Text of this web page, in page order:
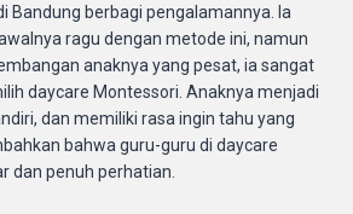
Bandung berbagi pengalamannya. Ia
ragu dengan metode ini, namun
anaknya yang pesat, ia sangat
daycare Montessori. Anaknya menjadi
dan memiliki rasa ingin tahu yang
bahwa guru-guru di daycare
dan penuh perhatian.